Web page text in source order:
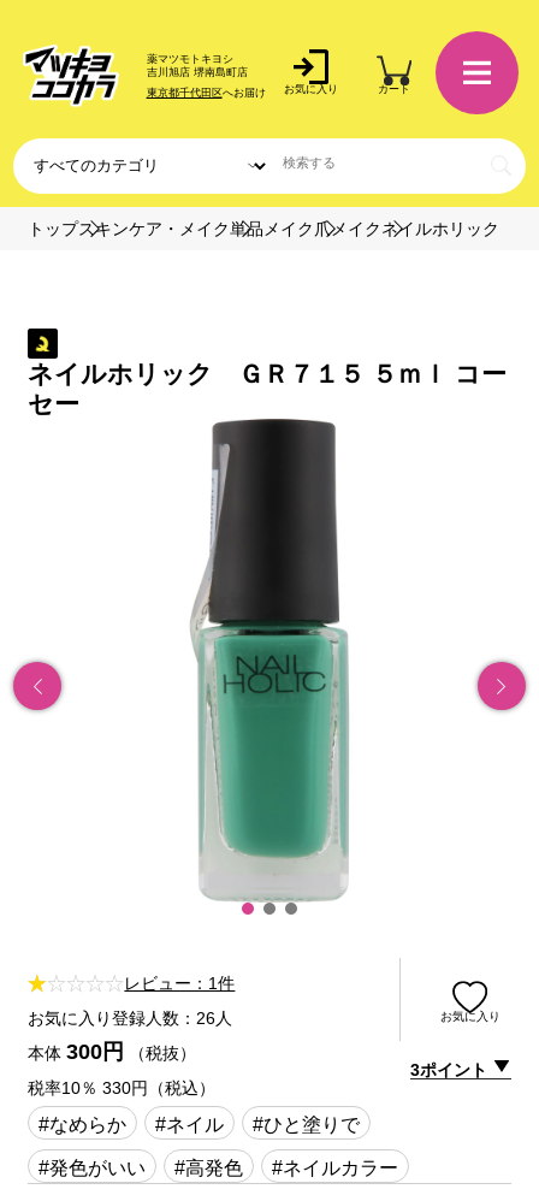
薬マツモトキヨシ
吉川旭店 堺南島町店
東京都千代田区へお届け お気に入り カート
トップスキンケア・メイク単品メイク 爪メイク ネイルホリック
ネイルホリック ＧＲ７１５ ５ｍｌ コー
セー
レビュー：1件
お気に入り登録人数：26人
お気に入り
本体 300円
（税抜）
税率10％ 330円（税込）
3ポイント
#なめらか #ネイル
#ひと塗りで
#発色がいい
#高発色 #ネイルカラー